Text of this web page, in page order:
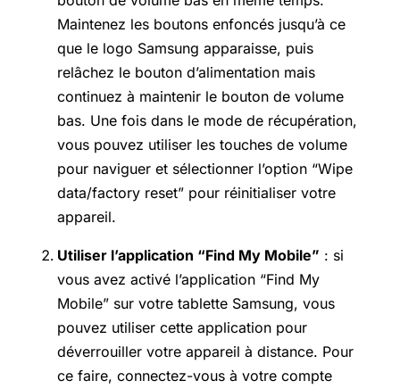
Maintenez les boutons enfoncés jusqu’à ce
que le logo Samsung apparaisse, puis
relâchez le bouton d’alimentation mais
continuez à maintenir le bouton de volume
bas. Une fois dans le mode de récupération,
vous pouvez utiliser les touches de volume
pour naviguer et sélectionner l’option “Wipe
data/factory reset” pour réinitialiser votre
appareil.
Utiliser l’application “Find My Mobile” : si
vous avez activé l’application “Find My
Mobile” sur votre tablette Samsung, vous
pouvez utiliser cette application pour
déverrouiller votre appareil à distance. Pour
ce faire, connectez-vous à votre compte